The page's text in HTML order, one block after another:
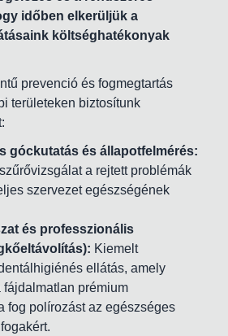
időben elkerüljük a
költséghatékonyak
prevenció és fogmegtartás
területeken biztosítunk
góckutatás és állapotfelmérés:
a rejtett problémák
szervezet egészségének
és professzionális
Kiemelt
ellátás, amely
prémium
fog polírozást az egészséges